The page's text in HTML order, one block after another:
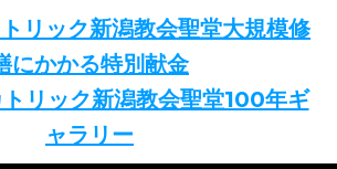
トリック新潟教会聖堂大規模修
にかかる特別献金
トリック新潟教会聖堂100年ギ
ャラリー